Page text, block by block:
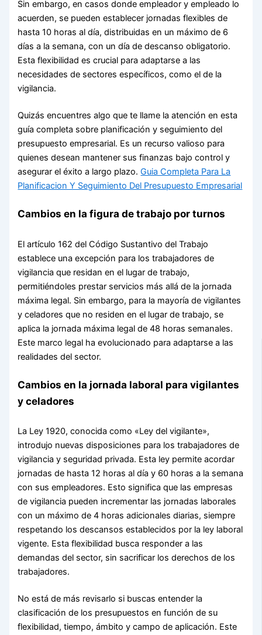
Sin embargo, en casos donde empleador y empleado lo
acuerden, se pueden establecer jornadas flexibles de
hasta 10 horas al día, distribuidas en un máximo de 6
días a la semana, con un día de descanso obligatorio.
Esta flexibilidad es crucial para adaptarse a las
necesidades de sectores específicos, como el de la
vigilancia.
Quizás encuentres algo que te llame la atención en esta
guía completa sobre planificación y seguimiento del
presupuesto empresarial. Es un recurso valioso para
quienes desean mantener sus finanzas bajo control y
asegurar el éxito a largo plazo.Guia Completa Para La
Planificacion Y Seguimiento Del Presupuesto Empresarial
Cambios en la figura de trabajo por turnos
El artículo 162 del Código Sustantivo del Trabajo
establece una excepción para los trabajadores de
vigilancia que residan en el lugar de trabajo,
permitiéndoles prestar servicios más allá de la jornada
máxima legal. Sin embargo, para la mayoría de vigilantes
y celadores que no residen en el lugar de trabajo, se
aplica la jornada máxima legal de 48 horas semanales.
Este marco legal ha evolucionado para adaptarse a las
realidades del sector.
Cambios en la jornada laboral para vigilantes
y celadores
La Ley 1920, conocida como «Ley del vigilante»,
introdujo nuevas disposiciones para los trabajadores de
vigilancia y seguridad privada. Esta ley permite acordar
jornadas de hasta 12 horas al día y 60 horas a la semana
con sus empleadores. Esto significa que las empresas
de vigilancia pueden incrementar las jornadas laborales
con un máximo de 4 horas adicionales diarias, siempre
respetando los descansos establecidos por la ley laboral
vigente. Esta flexibilidad busca responder a las
demandas del sector, sin sacrificar los derechos de los
trabajadores.
No está de más revisarlo si buscas entender la
clasificación de los presupuestos en función de su
flexibilidad, tiempo, ámbito y campo de aplicación. Este